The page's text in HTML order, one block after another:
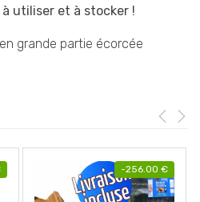
utiliser et à stocker !
grande partie écorcée
-256.00 €